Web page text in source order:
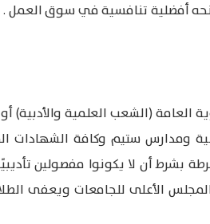
أفضلية تنافسية في سوق العمل .
العامة (الشعب العلمية
ومدارس ستيم وكافة
بشرط أن لا يكونوا مفصولين
الأعلى للجامعات ويعفى